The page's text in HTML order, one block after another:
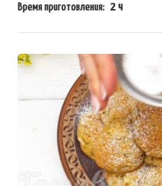
Время приготовления: 2 ч